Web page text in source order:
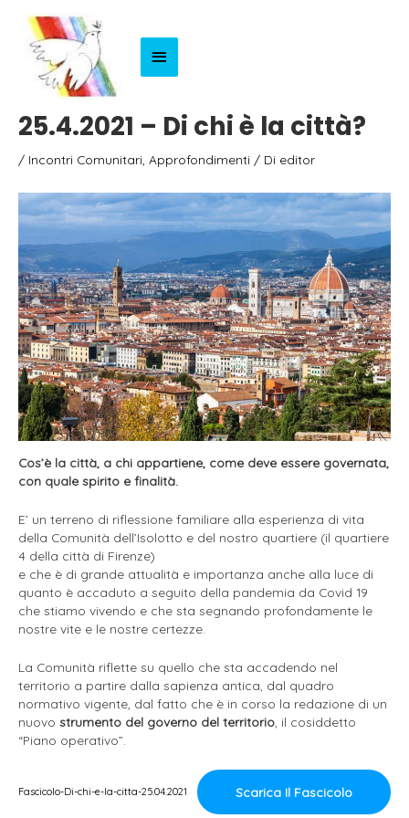
Menu
25.4.2021 – Di chi è la città?
/ Incontri Comunitari Approfondimenti / Di editor
Cos’è la città, a chi appartiene, come deve essere governata,
con quale spirito e finalità.
E’ un terreno di riflessione familiare alla esperienza di vita
della Comunità dell’Isolotto e del nostro quartiere (il quartiere
4 della città di Firenze)
e che è di grande attualità e importanza anche alla luce di
quanto è accaduto a seguito della pandemia da Covid 19
che stiamo vivendo e che sta segnando profondamente le
nostre vite e le nostre certezze.
La Comunità riflette su quello che sta accadendo nel
territorio a partire dalla sapienza antica, dal quadro
normativo vigente, dal fatto che è in corso la redazione di un
nuovo strumento del governo del territorio , il cosiddetto
“Piano operativo”.
Fascicolo-Di-chi-e-la-citta-25.04.2021 Scarica Il Fascicolo